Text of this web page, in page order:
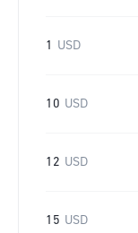
1 USD
10 USD
12 USD
15 USD